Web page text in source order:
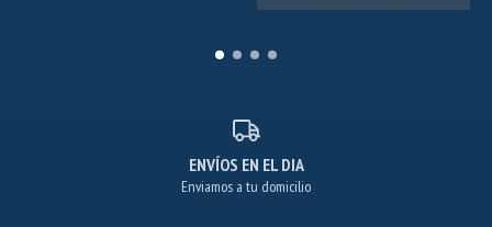
ENVÍOS EN EL DIA
Enviamos a tu domicilio